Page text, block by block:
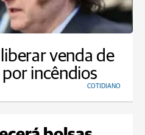
venda de
incêndios
COTIDIANO